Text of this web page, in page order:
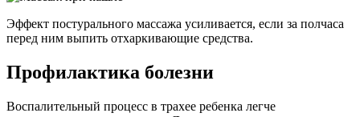
Эффект постурального массажа усиливается, если за полчаса
перед ним выпить отхаркивающие средства.
Профилактика болезни
Воспалительный процесс в трахее ребенка легче